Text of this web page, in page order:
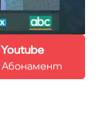
Youtube
Абонамент